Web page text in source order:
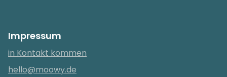
Impressum
in Kontakt kommen
hello@moowy.de